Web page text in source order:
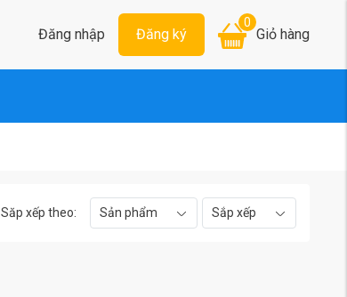
Đăng nhập Đăng ký
0
Giỏ hàng
Săp xếp theo: Sản phẩm Sắp xếp